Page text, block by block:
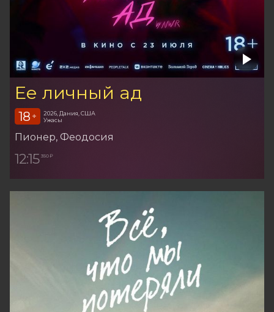
Ее личный ад
18 +
2026, Дания, США
Ужасы
Пионер, Феодосия
12:15 350 ₽